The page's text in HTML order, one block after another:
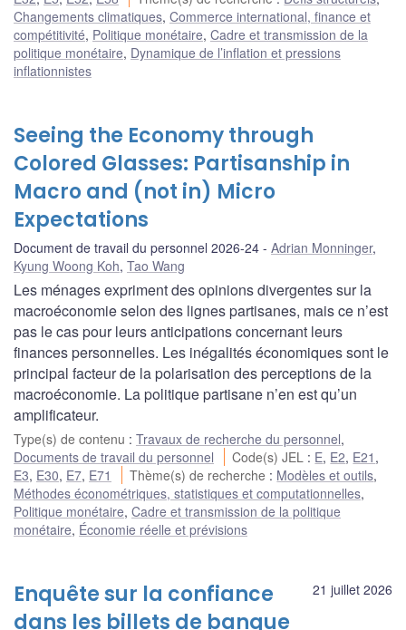
Changements climatiques, Commerce international, finance et
compétitivité, Politique monétaire, Cadre et transmission de la
politique monétaire, Dynamique de l’inflation et pressions
inflationnistes
Seeing the Economy through
Colored Glasses: Partisanship in
Macro and (not in) Micro
Expectations
Document de travail du personnel 2026-24 Adrian Monninger,
Kyung Woong Koh, Tao Wang
Les ménages expriment des opinions divergentes sur la
macroéconomie selon des lignes partisanes, mais ce n’est
pas le cas pour leurs anticipations concernant leurs
finances personnelles. Les inégalités économiques sont le
principal facteur de la polarisation des perceptions de la
macroéconomie. La politique partisane n’en est qu’un
amplificateur.
Type(s) de contenu : Travaux de recherche du personnel,
Documents de travail du personnel
Code(s) JEL : E, E2, E21 ,
E3, E30, E7, E71 Thème(s) de recherche : Modèles et outils,
Méthodes économétriques, statistiques et computationnelles,
Politique monétaire, Cadre et transmission de la politique
monétaire, Économie réelle et prévisions
21 juillet 2026
Enquête sur la confiance
dans les billets de banque